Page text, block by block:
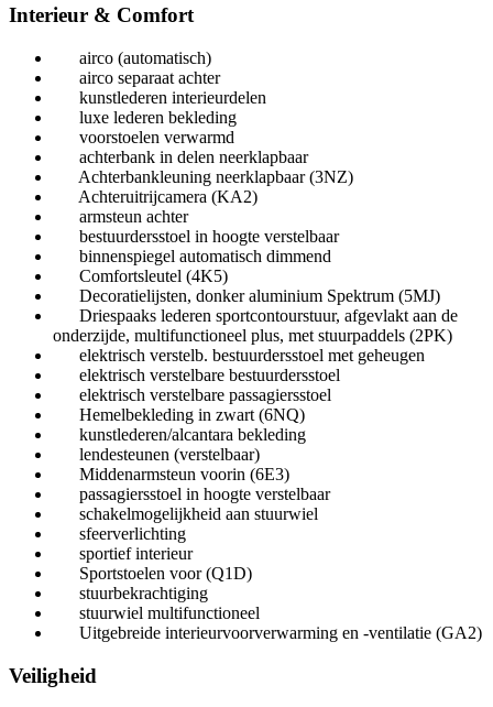
Interieur & Comfort
airco (automatisch)
airco separaat achter
kunstlederen interieurdelen
luxe lederen bekleding
voorstoelen verwarmd
achterbank in delen neerklapbaar
Achterbankleuning neerklapbaar (3NZ)
Achteruitrijcamera (KA2)
armsteun achter
bestuurdersstoel in hoogte verstelbaar
binnenspiegel automatisch dimmend
Comfortsleutel (4K5)
Decoratielijsten, donker aluminium Spektrum (5MJ)
Driespaaks lederen sportcontourstuur, afgevlakt aan de
onderzijde, multifunctioneel plus, met stuurpaddels (2PK)
elektrisch verstelb. bestuurdersstoel met geheugen
elektrisch verstelbare bestuurdersstoel
elektrisch verstelbare passagiersstoel
Hemelbekleding in zwart (6NQ)
kunstlederen/alcantara bekleding
lendesteunen (verstelbaar)
Middenarmsteun voorin (6E3)
passagiersstoel in hoogte verstelbaar
schakelmogelijkheid aan stuurwiel
sfeerverlichting
sportief interieur
Sportstoelen voor (Q1D)
stuurbekrachtiging
stuurwiel multifunctioneel
Uitgebreide interieurvoorverwarming en -ventilatie (GA2)
Veiligheid